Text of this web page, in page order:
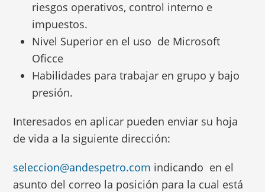
riesgos operativos, control interno e
impuestos.
Nivel Superior en el uso de Microsoft
Oficce
Habilidades para trabajar en grupo y bajo
presión.
Interesados en aplicar pueden enviar su hoja
de vida a la siguiente dirección:
seleccion@andespetro.com indicando en el
asunto del correo la posición para la cual está